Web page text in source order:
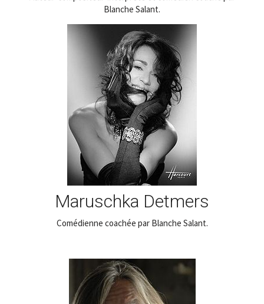
Blanche Salant.
Maruschka Detmers
Comédienne coachée par Blanche Salant.